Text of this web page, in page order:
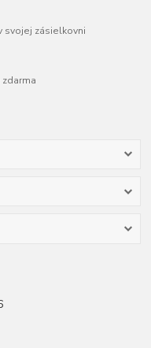
svojej zásielkovni